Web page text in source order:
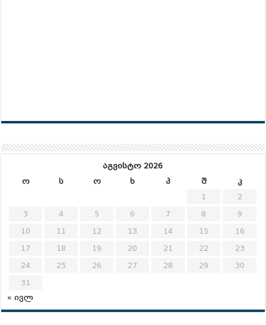
აგვისტო 2026
ო
ს ო ხ პ შ
კ
1
2
3
4 5 6 7 8
9
10
11 12 13 14 15
16
17
18 19 20 21 22
23
24
25 26 27 28 29
30
31
« ივლ